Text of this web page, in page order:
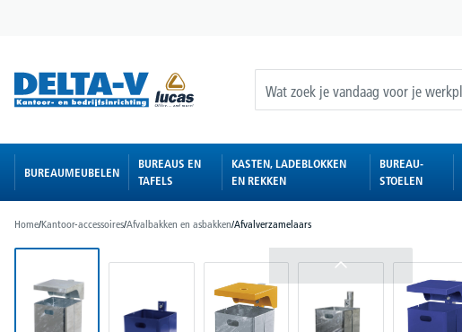
BUREAUMEUBELEN
BUREAUS EN
TAFELS
KASTEN, LADEBLOKKEN
EN REKKEN
BUREAU-
STOELEN
Home/Kantoor-accessoires/Afvalbakken en asbakken/Afvalverzamelaars